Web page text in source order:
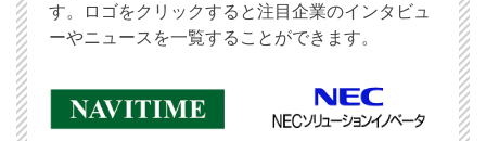
す。ロゴをクリックすると注目企業のインタビュ
ーやニュースを一覧することができます。